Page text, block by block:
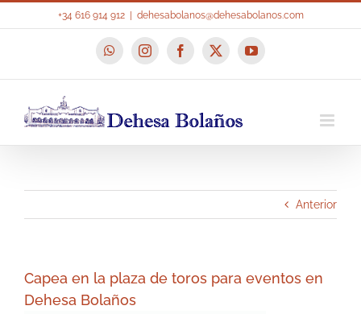
+34 616 914 912 dehesabolanos@dehesabolanos.com
WhatsAppInstagramFacebook
X YouTube
Anterior
Capea en la plaza de toros para eventos en
Dehesa Bolaños